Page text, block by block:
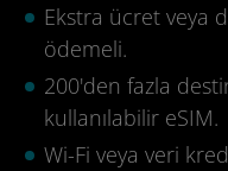
Ekstra ücret veya
ödemeli.
200'den fazla
kullanılabilir eSIM.
Wi-Fi veya veri